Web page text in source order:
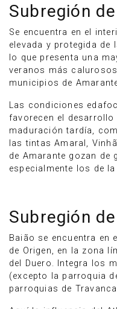
Subregión
Se encuentra en el
elevada y protegida
lo que presenta una
veranos más
municipios de
Las condiciones
favorecen el desarrollo
maduración tardía,
las tintas Amaral,
de Amarante gozan de
especialmente los de
Subregión
Baião se encuentra en
de Origen, en la zona
del Duero. Integra los
(excepto la parroquia
parroquias de